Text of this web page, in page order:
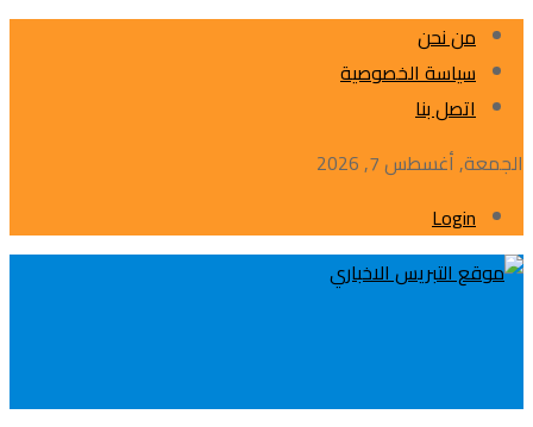
من نحن
سياسة الخصوصية
اتصل بنا
الجمعة, أغسطس 7, 2026
Login